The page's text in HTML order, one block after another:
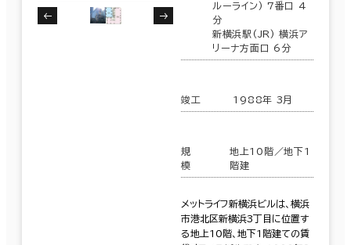
ルーライン) 7番口 4
分
新横浜駅(JR) 横浜ア
リーナ方面口 6分
竣工 1988年 3月
規
模
地上10階／地下1
階建
メットライフ新横浜ビルは、横浜
市港北区新横浜3丁目に位置す
る地上10階、地下1階建ての賃